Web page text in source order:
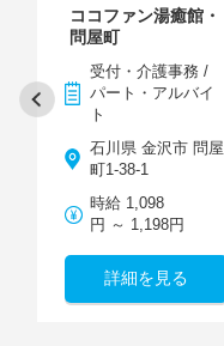
ココファン湯癒館・
問屋町
受付・介護事務 /
パート・アルバイ
ト
石川県 金沢市 問屋
町1-38-1
時給 1,098
円 ～ 1,198円
詳細を見る